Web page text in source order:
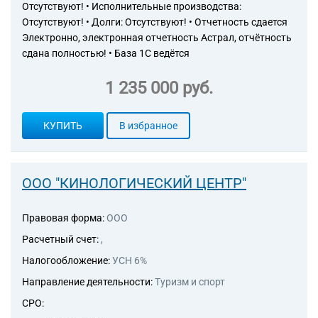
Отсутствуют! • Исполнительные производства:
Отсутствуют! • Долги: Отсутствуют! • Отчетность сдается
Электронно, электронная отчетность Астрал, отчётность
сдана полностью! • База 1С ведётся
1 235 000 руб.
КУПИТЬ В избранное
ООО "КИНОЛОГИЧЕСКИЙ ЦЕНТР"
Правовая форма: ООО
Расчетный счет: ,
Налогообложение:УСН 6%
Направление деятельности:Туризм и спорт
СРО: